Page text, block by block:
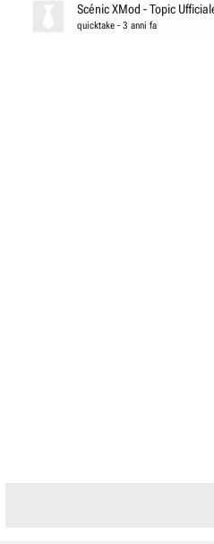
Scénic XMod - Topic
quicktake - 3 anni fa